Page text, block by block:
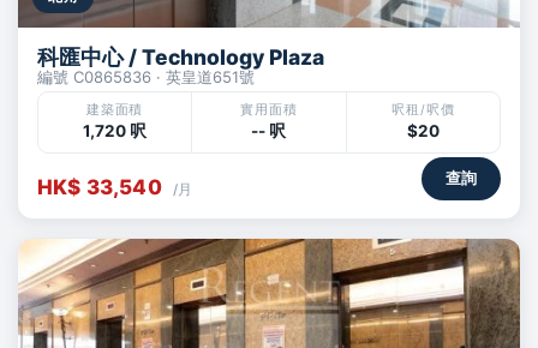
科匯中心 / Technology Plaza
編號 C0865836 · 英皇道651號
建築面積
1,720 呎
實用面積
-- 呎
呎租/呎價
$20
HK$ 33,540 /月
查詢